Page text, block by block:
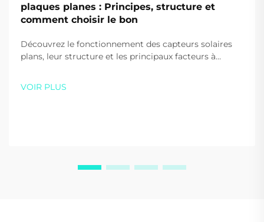
plaques planes : Principes, structure et
comment choisir le bon
Découvrez le fonctionnement des capteurs solaires
plans, leur structure et les principaux facteurs à
les économies — téléchargez gratuitement notre
VOIR PLUS